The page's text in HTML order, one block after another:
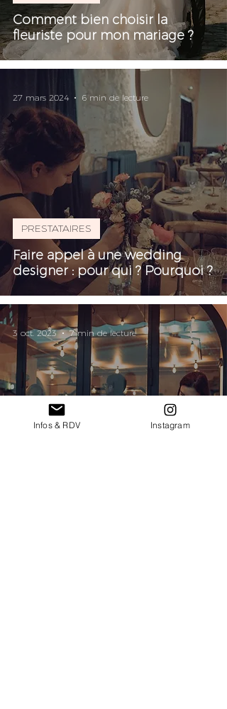
Comment bien choisir la
fleuriste pour mon mariage ?
Faire appel à une wedding
designer : pour qui ? Pourquoi ?
PRESTATAIRES
27 mars 2024 6 min de lecture
3 oct. 2023 7 min de lecture
Infos & RDV Instagram